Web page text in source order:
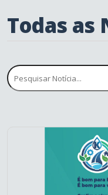
Todas as